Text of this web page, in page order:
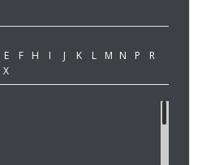
E F H I J K L M N P
R
X